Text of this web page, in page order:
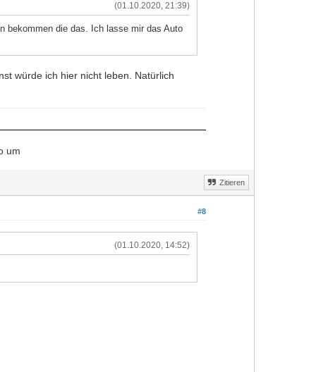
(01.10.2020, 21:39)
bekommen die das. Ich lasse mir das Auto
würde ich hier nicht leben. Natürlich
um
Zitieren
#8
(01.10.2020, 14:52)